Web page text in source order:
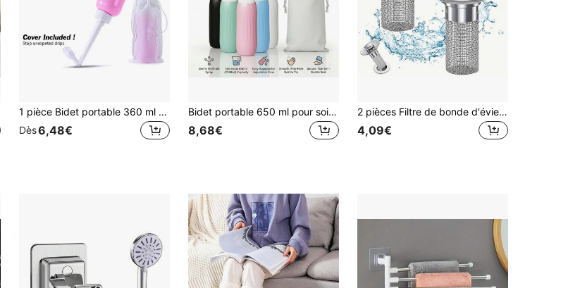
1 pièce Bidet portable 360 ml et 450 ml (12 oz et 15,8 oz) Bouteille périnéale Bidets de voyage L'outil ultime de soins féminins pour l'hygiène en déplacement (bleu et rose) Accessoires de salle de bain Outils de salle de bain
Dès6,48€
Bidet portable 650 ml pour soins post-partum et voyage, bouteille péri de grande capacité avec buse rétractable à 9 trous, vaporisateur d'hygiène personnelle facile à presser pour la grossesse, le soulagement des hémorroïdes, le camping en plein air, conception EVA étanche avec sac
8,68€
2 pièces Filtre de bonde d'évier escamotable en acier inoxydable avec panier amovible - Convient pour les couvercles de bonde de baignoire/douche, attrape-cheveux pour prévenir les obstructions, bouchon à clip facile à remplacer, élimine les obstructions (sans produits chimiques/facile à nettoyer)
4,09€